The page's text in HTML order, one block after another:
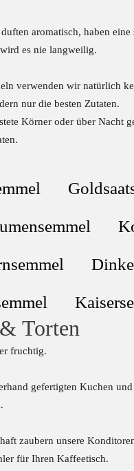
aromatisch, haben
es nie langweilig.
verwenden wir natürlich
nur die besten Zutaten.
Körner oder über Nacht
Torten
fruchtig.
gefertigten Kuchen
zaubern unsere
für Ihren Kaffeetisch.